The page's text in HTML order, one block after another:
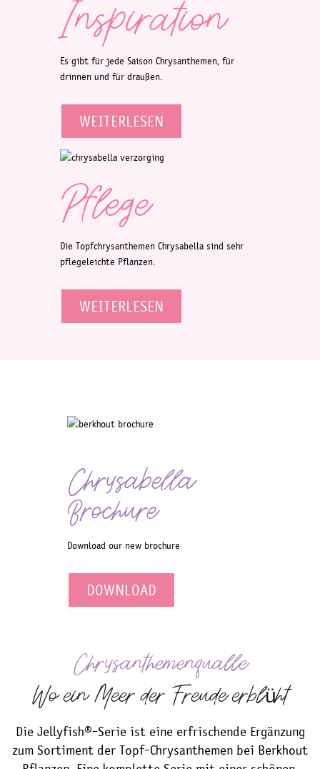
Inspiration
Es gibt für jede Saison Chrysanthemen, für
drinnen und für draußen.
WEITERLESEN
Pflege
Die Topfchrysanthemen Chrysabella sind sehr
pflegeleichte Pflanzen.
WEITERLESEN
Chrysabella
Brochure
Download our new brochure
DOWNLOAD
Chrysanthemenqualle
Wo ein Meer der Freude erblüht
Die Jellyfish®-Serie ist eine erfrischende Ergänzung
zum Sortiment der Topf-Chrysanthemen bei Berkhout